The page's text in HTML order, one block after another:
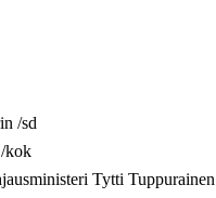
/sd
/kok
Tytti Tuppurainen